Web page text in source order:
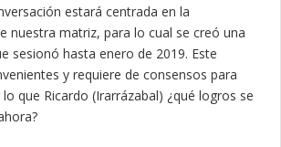
estará centrada en la
nuestra matriz, para lo cual se creó una
sesionó hasta enero de 2019. Este
y requiere de consensos para
que Ricardo (Irarrázabal) ¿qué logros se